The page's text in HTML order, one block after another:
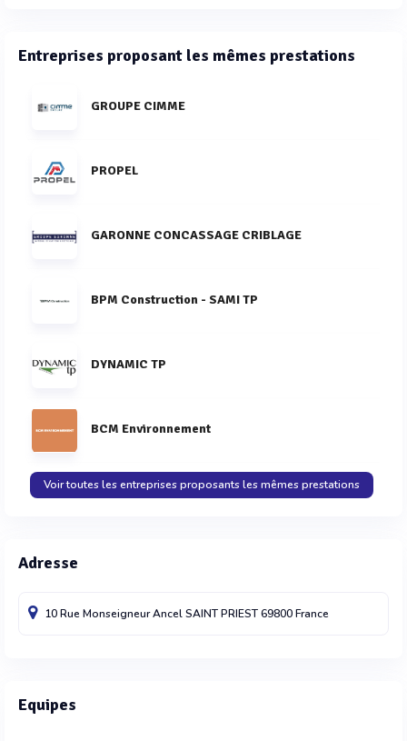
Entreprises proposant les mêmes prestations
GROUPE CIMME
PROPEL
GARONNE CONCASSAGE CRIBLAGE
BPM Construction - SAMI TP
DYNAMIC TP
BCM Environnement
Voir toutes les entreprises proposants les mêmes prestations
Adresse
10 Rue Monseigneur AncelSAINT PRIEST69800France
Equipes